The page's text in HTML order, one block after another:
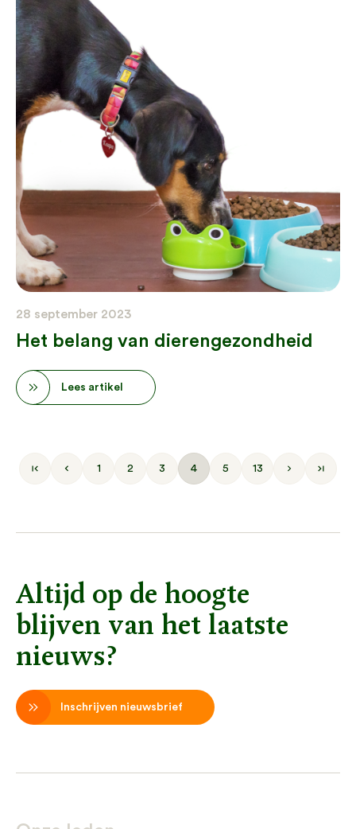
28 september 2023
Het belang van dierengezondheid
Lees artikel
1 2 3 4 5 13
Altijd op de hoogte
blijven van het laatste
nieuws?
Inschrijven nieuwsbrief